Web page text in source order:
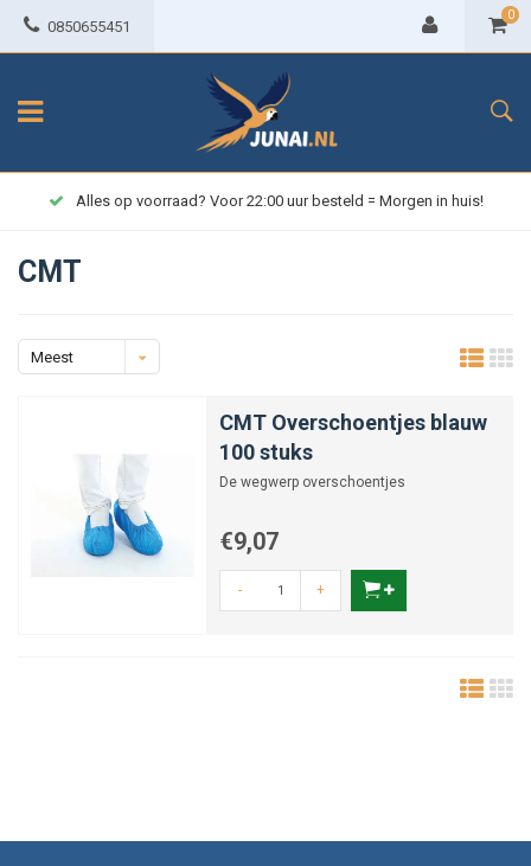
0850655451
0
Alles op voorraad? Voor 22:00 uur besteld = Morgen in huis!
CMT
Meest
CMT Overschoentjes blauw
100 stuks
De wegwerp overschoentjes
€9,07
- +